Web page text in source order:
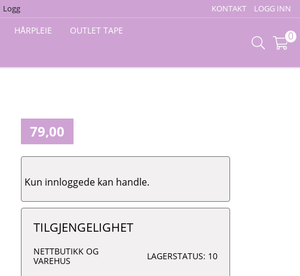
Logg
KONTAKT LOGG INN
HÅRPLEIE OUTLET TAPE 0
79,00
Kun innloggede kan handle.
TILGJENGELIGHET
NETTBUTIKK OG
VAREHUS
LAGERSTATUS: 10